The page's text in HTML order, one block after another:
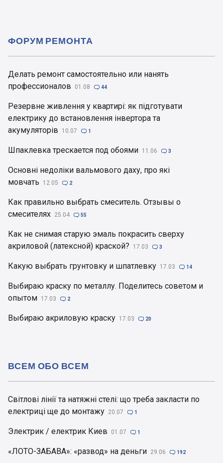
Делать ремонт самостоятельно или нанять
профессионалов
01.08  44
Резервне живлення у квартирі: як підготувати
електрику до встановлення інвертора та
акумуляторів
10.07  1
Шпаклевка трескается под обоями 11.06  3
Основні недоліки вальмового даху, про які
мовчать
12.05  2
Как правильно выбрать смеситель. Отзывы о
смесителях 25.04  55
Как не снимая старую эмаль покрасить сверху
акриловой (латексной) краской?
17.03  3
Какую выбрать грунтовку и шпатлевку 17.03  14
Выбираю краску по металлу. Поделитесь советом и
опытом 17.03  2
Выбираю акриловую краску 17.03  20
ФОРУМ РЕМОНТА
Світлові лінії та натяжні стелі: що треба закласти по
електриці ще до монтажу 20.07  1
Электрик / електрик Киев 01.07  1
«ЛОТО-ЗАБАВА»: «развод» на деньги 29.06  192
ВСЕМ ОБО ВСЕМ